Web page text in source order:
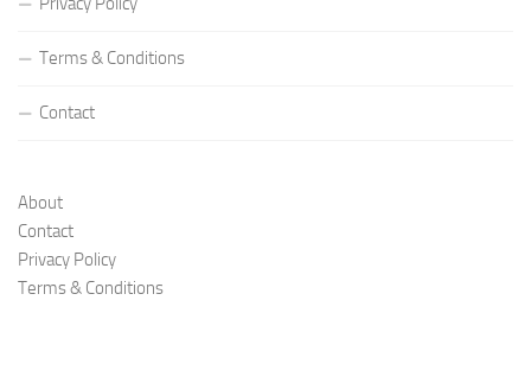
Terms & Conditions
Contact
About
Contact
Privacy Policy
Terms & Conditions